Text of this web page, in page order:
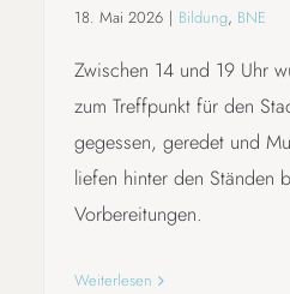
18. Mai 2026 | Bildung, BNE
Zwischen 14 und 19 Uhr
zum Treffpunkt für den
gegessen, geredet und
liefen hinter den Ständen
Vorbereitungen.
Weiterlesen